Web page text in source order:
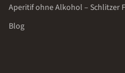
Aperitif ohne Alkohol – Schlitzer
Blog